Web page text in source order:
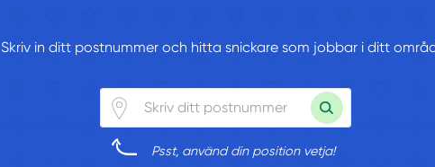
Skriv in ditt postnummer och hitta snickare som jobbar i ditt
Psst, använd din position vetja!